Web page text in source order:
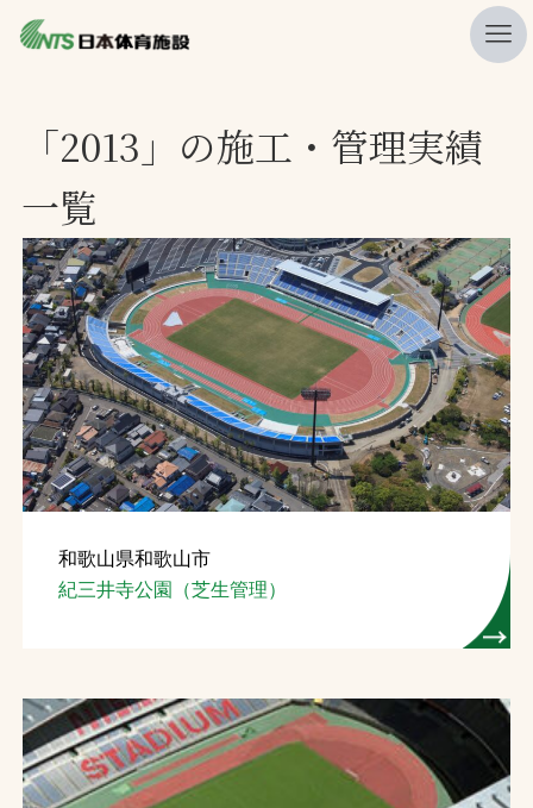
ニュース
プレスリリース
レポート
製品・サービス一覧
施工・管理実績一覧
会社概要
採用情報
検索
お問合せ
ソーシャルメディアポリシー
Instagram
FacebookYouTube
「2013」の施工・管理実績
一覧
和歌山県和歌山市
紀三井寺公園（芝生管理）